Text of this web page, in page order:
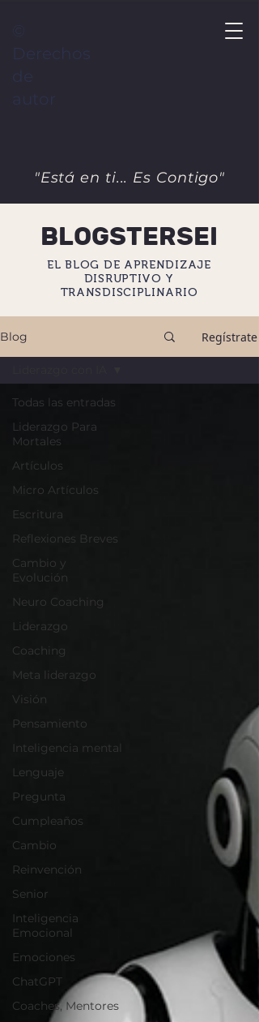
"Está en ti... Es Contigo"
©
Derechos
de
autor
BLOGSTERSEI
EL BLOG DE APRENDIZAJE
DISRUPTIVO Y
TRANSDISCIPLINARIO
Blog Regístrate
Todas las entradas
Liderazgo Para
Mortales
Artículos
Micro Artículos
Escritura
Reflexiones Breves
Cambio y
Evolución
Neuro Coaching
Liderazgo
Coaching
Meta liderazgo
Visión
Pensamiento
Inteligencia mental
Lenguaje
Pregunta
Cumpleaños
Cambio
Reinvención
Senior
Inteligencia
Emocional
Emociones
ChatGPT
Coaches, Mentores